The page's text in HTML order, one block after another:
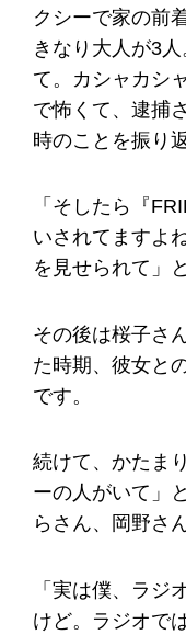
クシーで家の前
きなり大人が3
て。カシャカシ
で怖くて、逮捕
時のことを振り
「そしたら『
いされてますよ
を見せられて」
その後は桜子さ
た時期、彼女と
です。
続けて、かたま
ーの人がいて」
らさん、岡野さ
「実は僕、ラジ
けど。ラジオで